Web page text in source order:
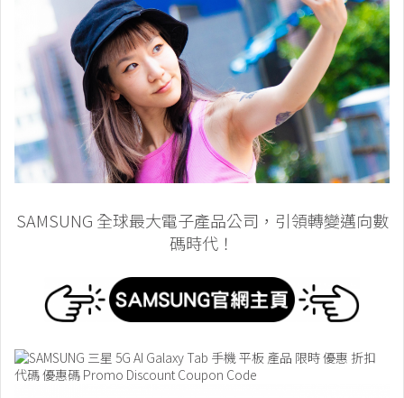
SAMSUNG 全球最大電子產品公司，引領轉變邁向數
碼時代！